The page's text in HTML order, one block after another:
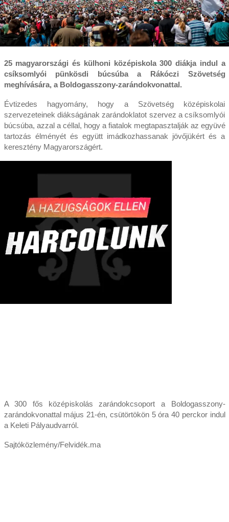
25 magyarországi és külhoni középiskola 300 diákja indul a
csíksomlyói pünkösdi búcsúba a Rákóczi Szövetség
meghívására, a Boldogasszony-zarándokvonattal.
Évtizedes hagyomány, hogy a Szövetség középiskolai
szervezeteinek diákságának zarándoklatot szervez a csíksomlyói
búcsúba, azzal a céllal, hogy a fiatalok megtapasztalják az együvé
tartozás élményét és együtt imádkozhassanak jövőjükért és a
keresztény Magyarországért.
A 300 fős középiskolás zarándokcsoport a Boldogasszony-
zarándokvonattal május 21-én, csütörtökön 5 óra 40 perckor indul
a Keleti Pályaudvarról.
Sajtóközlemény/Felvidék.ma